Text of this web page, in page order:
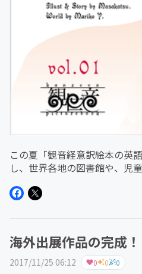
この夏「観音経意訳絵本の英
し、世界各地の図書館や、児
ますので、何卒よろしくお願い
海外出展作品の完成！
2017/11/25 06:12 0 0 0